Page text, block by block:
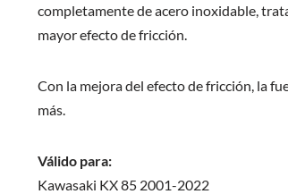
completamente de acero inoxidable,
mayor efecto de fricción.
Con la mejora del efecto de fricción, la
más.
Válido para:
Kawasaki KX 85 2001-2022